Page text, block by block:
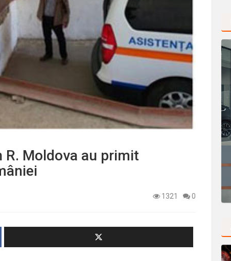
Moldova au primit
1321 0